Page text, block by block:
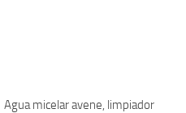
Agua micelar avene, limpiador